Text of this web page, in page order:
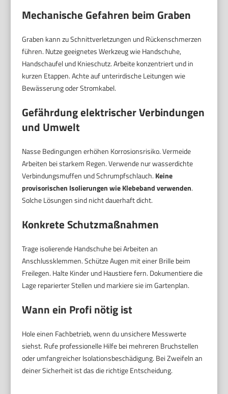
Mechanische Gefahren beim Graben
Graben kann zu Schnittverletzungen und Rückenschmerzen
führen. Nutze geeignetes Werkzeug wie Handschuhe,
Handschaufel und Knieschutz. Arbeite konzentriert und in
kurzen Etappen. Achte auf unterirdische Leitungen wie
Bewässerung oder Stromkabel.
Gefährdung elektrischer Verbindungen
und Umwelt
Nasse Bedingungen erhöhen Korrosionsrisiko. Vermeide
Arbeiten bei starkem Regen. Verwende nur wasserdichte
Verbindungsmuffen und Schrumpfschlauch. Keine
provisorischen Isolierungen wie Klebeband verwenden.
Solche Lösungen sind nicht dauerhaft dicht.
Konkrete Schutzmaßnahmen
Trage isolierende Handschuhe bei Arbeiten an
Anschlussklemmen. Schütze Augen mit einer Brille beim
Freilegen. Halte Kinder und Haustiere fern. Dokumentiere die
Lage reparierter Stellen und markiere sie im Gartenplan.
Wann ein Profi nötig ist
Hole einen Fachbetrieb, wenn du unsichere Messwerte
siehst. Rufe professionelle Hilfe bei mehreren Bruchstellen
oder umfangreicher Isolationsbeschädigung. Bei Zweifeln an
deiner Sicherheit ist das die richtige Entscheidung.